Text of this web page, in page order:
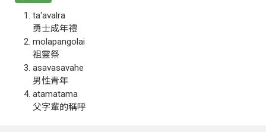
ta‘avalra
勇士成年禮
molapangolai
祖靈祭
asavasavahe
男性青年
atamatama
父字輩的稱呼